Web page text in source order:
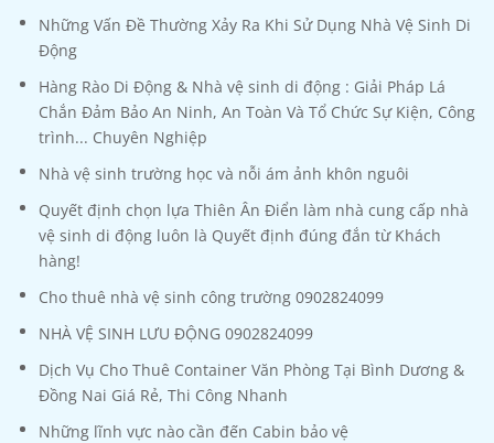
Những Vấn Đề Thường Xảy Ra Khi Sử Dụng Nhà Vệ Sinh Di
Động
Hàng Rào Di Động & Nhà vệ sinh di động : Giải Pháp Lá
Chắn Đảm Bảo An Ninh, An Toàn Và Tổ Chức Sự Kiện, Công
trình... Chuyên Nghiệp
Nhà vệ sinh trường học và nỗi ám ảnh khôn nguôi
Quyết định chọn lựa Thiên Ân Điển làm nhà cung cấp nhà
vệ sinh di động luôn là Quyết định đúng đắn từ Khách
hàng!
Cho thuê nhà vệ sinh công trường 0902824099
NHÀ VỆ SINH LƯU ĐỘNG 0902824099
Dịch Vụ Cho Thuê Container Văn Phòng Tại Bình Dương &
Đồng Nai Giá Rẻ, Thi Công Nhanh
Những lĩnh vực nào cần đến Cabin bảo vệ